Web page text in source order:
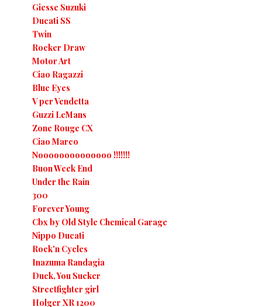
Giesse Suzuki
Ducati SS
Twin
Rocker Draw
Motor Art
Ciao Ragazzi
Blue Eyes
V per Vendetta
Guzzi LeMans
Zone Rouge CX
Ciao Marco
Noooooooooooooo !!!!!!!
Buon Week End
Under the Rain
300
Forever Young
Cbx by Old Style Chemical Garage
Nippo Ducati
Rock'n Cycles
Inazuma Randagia
Duck, You Sucker
Streetfighter girl
Holger XR 1200